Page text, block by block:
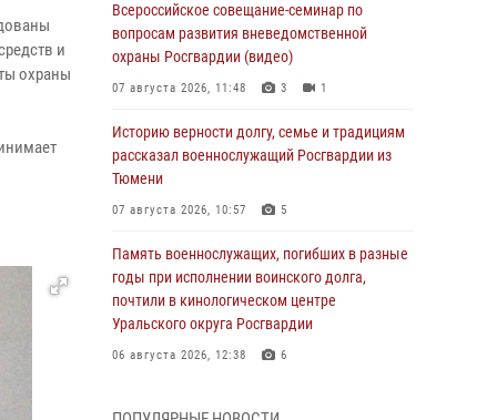
и
охраны
Всероссийское совещание-семинар по
вопросам развития вневедомственной
охраны Росгвардии (видео)
07 августа 2026, 11:48 3 1
Историю верности долгу, семье и традициям
рассказал военнослужащий Росгвардии из
Тюмени
07 августа 2026, 10:57 5
Память военнослужащих, погибших в разные
годы при исполнении воинского долга,
почтили в кинологическом центре
Уральского округа Росгвардии
06 августа 2026, 12:38 6